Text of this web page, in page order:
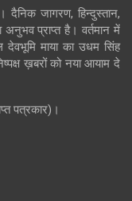
दैनिक जागरण, हिन्दुस्तान,
प्राप्त है। वर्तमान में
देवभूमि माया का उधम सिंह
ख़बरों को नया आयाम दे
पत्रकार)।